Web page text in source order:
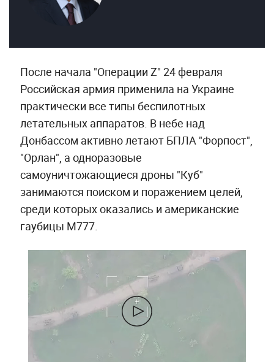
После начала "Операции Z" 24 февраля
Российская армия применила на Украине
практически все типы беспилотных
летательных аппаратов. В небе над
Донбассом активно летают БПЛА "Форпост",
"Орлан", а одноразовые
самоуничтожающиеся дроны "Куб"
занимаются поиском и поражением целей,
среди которых оказались и американские
гаубицы M777.